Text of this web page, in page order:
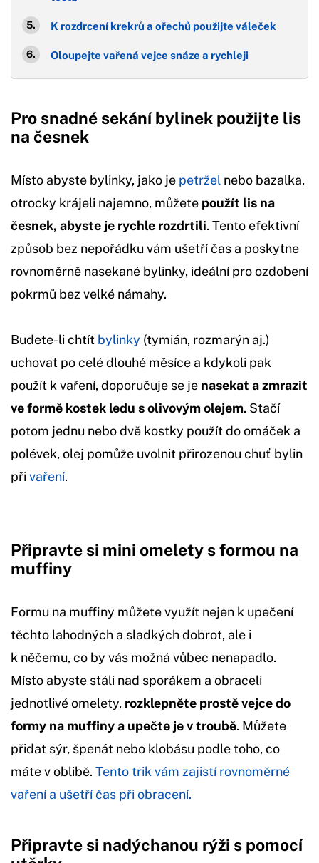
K rozdrcení krekrů a ořechů použijte váleček
Oloupejte vařená vejce snáze a rychleji
Pro snadné sekání bylinek použijte lis
na česnek
Místo abyste bylinky, jako je petržel nebo bazalka,
otrocky krájeli najemno, můžete použít lis na
česnek, abyste je rychle rozdrtili. Tento efektivní
způsob bez nepořádku vám ušetří čas a poskytne
rovnoměrně nasekané bylinky, ideální pro ozdobení
pokrmů bez velké námahy.
Budete-li chtít bylinky (tymián, rozmarýn aj.)
uchovat po celé dlouhé měsíce a kdykoli pak
použít k vaření, doporučuje se je nasekat a zmrazit
ve formě kostek ledu s olivovým olejem. Stačí
potom jednu nebo dvě kostky použít do omáček a
polévek, olej pomůže uvolnit přirozenou chuť bylin
při vaření.
Připravte si mini omelety s formou na
muffiny
Formu na muffiny můžete využít nejen k upečení
těchto lahodných a sladkých dobrot, ale i
k něčemu, co by vás možná vůbec nenapadlo.
Místo abyste stáli nad sporákem a obraceli
jednotlivé omelety, rozklepněte prostě vejce do
formy na muffiny a upečte je v troubě. Můžete
přidat sýr, špenát nebo klobásu podle toho, co
máte v oblibě. Tento trik vám zajistí rovnoměrné
vaření a ušetří čas při obracení.
Připravte si nadýchanou rýži s pomocí